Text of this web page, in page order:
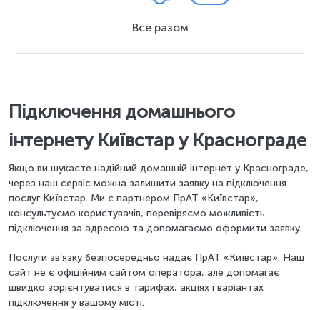
Все разом
Підключення домашнього
інтернету Київстар у Краснограде
Якщо ви шукаєте надійний домашній інтернет у Краснограде,
через наш сервіс можна залишити заявку на підключення
послуг Київстар. Ми є партнером ПрАТ «Київстар»,
консультуємо користувачів, перевіряємо можливість
підключення за адресою та допомагаємо оформити заявку.
Послуги зв’язку безпосередньо надає ПрАТ «Київстар». Наш
сайт не є офіційним сайтом оператора, але допомагає
швидко зорієнтуватися в тарифах, акціях і варіантах
підключення у вашому місті.